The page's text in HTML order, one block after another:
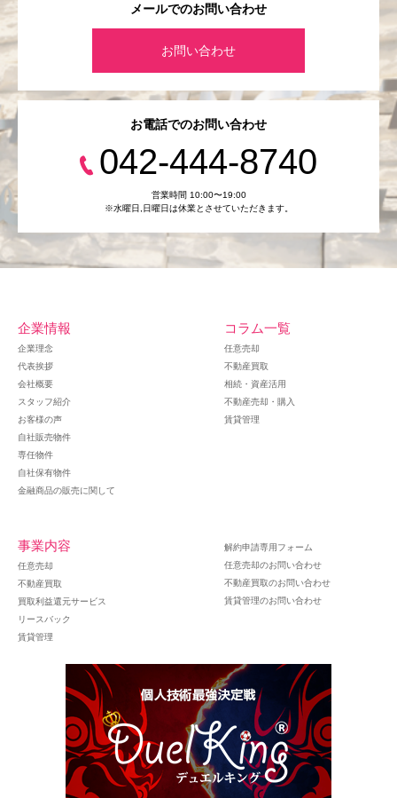
メールでのお問い合わせ
お問い合わせ
お電話でのお問い合わせ
042-444-8740
営業時間 10:00〜19:00
※水曜日,⽇曜日は休業とさせていただきます。
企業情報
企業理念
代表挨拶
会社概要
スタッフ紹介
お客様の声
自社販売物件
専任物件
自社保有物件
金融商品の販売に関して
コラム一覧
任意売却
不動産買取
相続・資産活用
不動産売却・購入
賃貸管理
事業内容
任意売却
不動産買取
買取利益還元サービス
リースバック
賃貸管理
解約申請専用フォーム
任意売却のお問い合わせ
不動産買取のお問い合わせ
賃貸管理のお問い合わせ